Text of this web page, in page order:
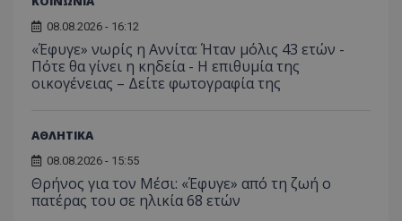
08.08.2026 - 16:12
«Έφυγε» νωρίς η Αννίτα: Ήταν μόλις 43 ετών -
Πότε θα γίνει η κηδεία - Η επιθυμία της
οικογένειας – Δείτε φωτογραφία της
ΑΘΛΗΤΙΚΑ
08.08.2026 - 15:55
Θρήνος για τον Μέσι: «Έφυγε» από τη ζωή ο
πατέρας του σε ηλικία 68 ετών